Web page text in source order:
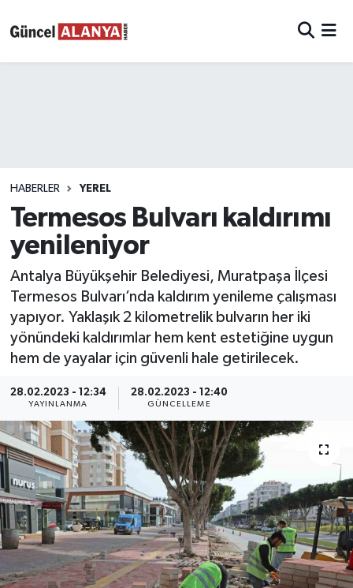
HABERLER YEREL
Termesos Bulvarı kaldırımı
yenileniyor
Antalya Büyükşehir Belediyesi, Muratpaşa İlçesi
Termesos Bulvarı’nda kaldırım yenileme çalışması
yapıyor. Yaklaşık 2 kilometrelik bulvarın her iki
yönündeki kaldırımlar hem kent estetiğine uygun
hem de yayalar için güvenli hale getirilecek.
28.02.2023 - 12:34
YAYINLANMA
28.02.2023 - 12:40
GÜNCELLEME